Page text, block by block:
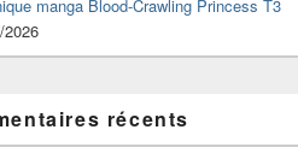
manga Blood-Crawling Princess T3
2026
récents